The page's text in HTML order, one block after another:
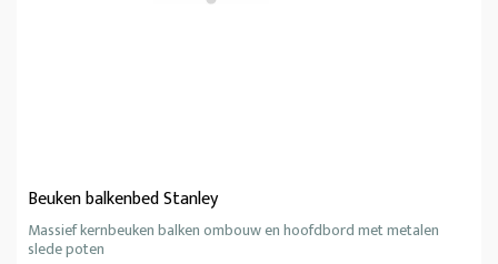
Beuken balkenbed Stanley
Massief kernbeuken balken ombouw en hoofdbord met metalen
slede poten